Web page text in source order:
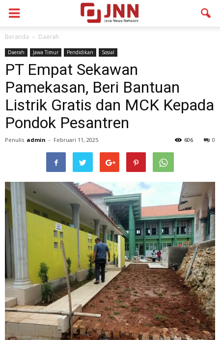
Beranda Daerah
Daerah Jawa Timur Pendidikan Sosial
PT Empat Sekawan
Pamekasan, Beri Bantuan
Listrik Gratis dan MCK Kepada
Pondok Pesantren
Penulis admin - Februari 11, 2025 0
606